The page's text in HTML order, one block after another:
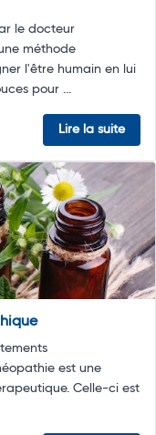
le docteur
méthode
l'être humain en lui
pour ...
Lire la suite
est une
Celle-ci est